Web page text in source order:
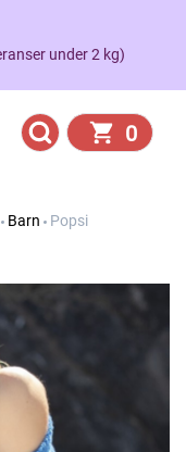
under 2 kg)
0
Barn Popsi